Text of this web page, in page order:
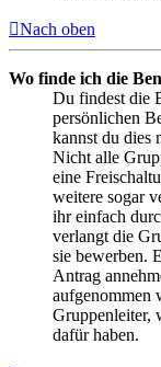
Nach oben
Wo finde ich die
Du findest die
persönlichen
kannst du dies
Nicht alle
eine
weitere sogar
ihr einfach
verlangt die
sie bewerben.
Antrag
aufgenommen
Gruppenleiter,
dafür haben.